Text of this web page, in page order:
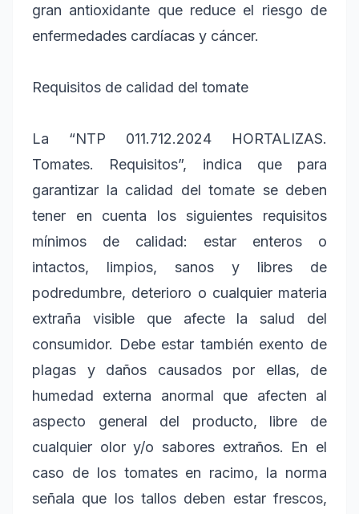
gran antioxidante que reduce el riesgo de
enfermedades cardíacas y cáncer.
Requisitos de calidad del tomate
La “NTP 011.712.2024 HORTALIZAS.
Tomates. Requisitos”, indica que para
garantizar la calidad del tomate se deben
tener en cuenta los siguientes requisitos
mínimos de calidad: estar enteros o
intactos, limpios, sanos y libres de
podredumbre, deterioro o cualquier materia
extraña visible que afecte la salud del
consumidor. Debe estar también exento de
plagas y daños causados por ellas, de
humedad externa anormal que afecten al
aspecto general del producto, libre de
cualquier olor y/o sabores extraños. En el
caso de los tomates en racimo, la norma
señala que los tallos deben estar frescos,